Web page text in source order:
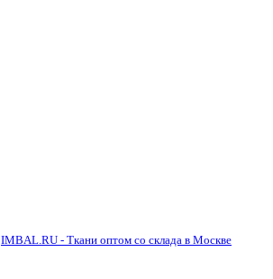
IMBAL.RU - Ткани оптом со склада в Москве